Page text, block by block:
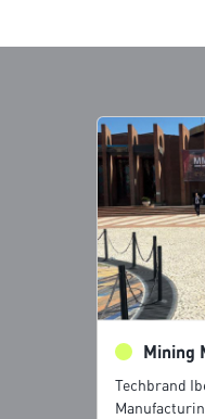
Mining
Techbrand